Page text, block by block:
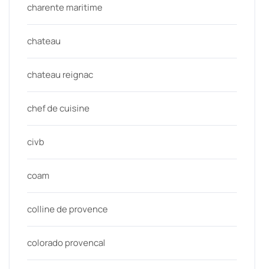
charente maritime
chateau
chateau reignac
chef de cuisine
civb
coam
colline de provence
colorado provencal